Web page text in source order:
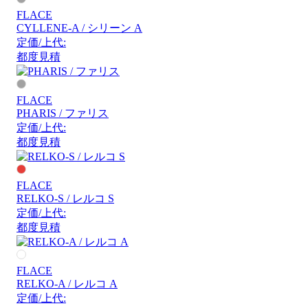
FLACE
CYLLENE-A / シリーン A
定価/上代:
都度見積
FLACE
PHARIS / ファリス
定価/上代:
都度見積
FLACE
RELKO-S / レルコ S
定価/上代:
都度見積
FLACE
RELKO-A / レルコ A
定価/上代: